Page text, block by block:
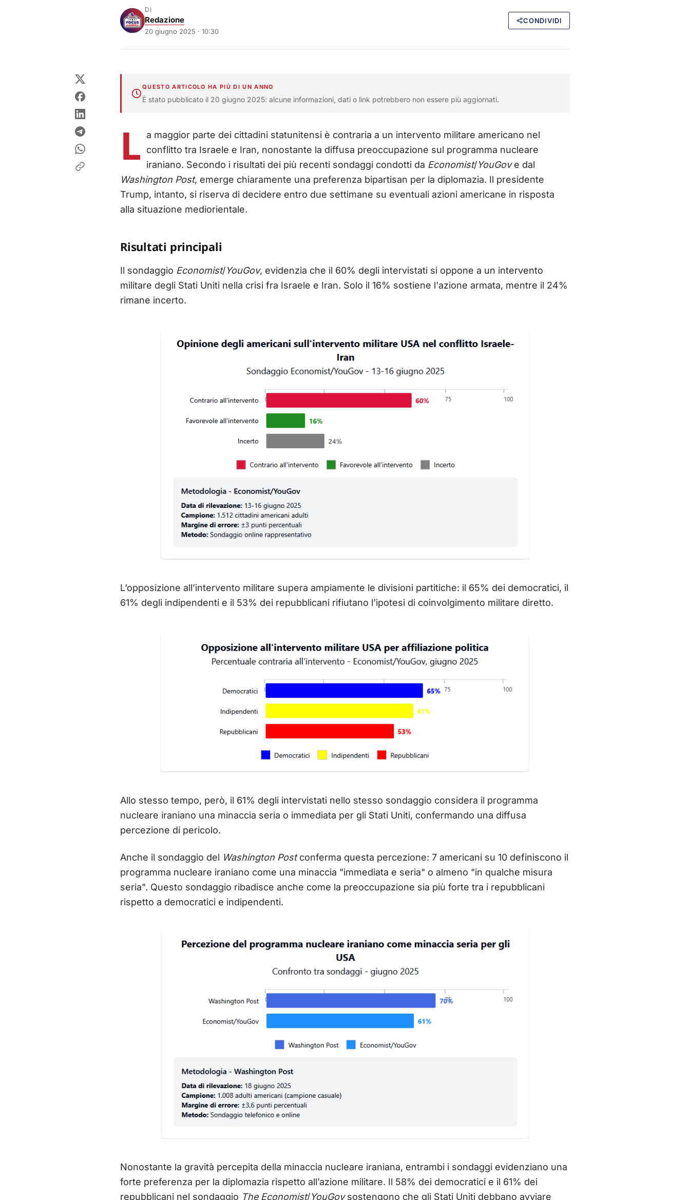
DI
Redazione
20 giugno 2025 · 10:30
CONDIVIDI
QUESTO ARTICOLO HA PIÙ DI UN ANNO
È stato pubblicato il 20 giugno 2025: alcune informazioni, dati o link potrebbero non essere più aggiornati.
L a maggior parte dei cittadini statunitensi è contraria a un intervento militare americano nel
conflitto tra Israele e Iran, nonostante la diffusa preoccupazione sul programma nucleare
iraniano. Secondo i risultati dei più recenti sondaggi condotti da Economist/YouGove dal
Washington Post, emerge chiaramente una preferenza bipartisan per la diplomazia. Il presidente
Trump, intanto, si riserva di decidere entro due settimane su eventuali azioni americane in risposta
alla situazione mediorientale.
Risultati principali
Il sondaggio Economist/YouGov, evidenzia che il 60% degli intervistati si oppone a un intervento
militare degli Stati Uniti nella crisi fra Israele e Iran. Solo il 16% sostiene l'azione armata, mentre il 24%
rimane incerto.
L’opposizione all’intervento militare supera ampiamente le divisioni partitiche: il 65% dei democratici, il
61% degli indipendenti e il 53% dei repubblicani rifiutano l’ipotesi di coinvolgimento militare diretto.
Allo stesso tempo, però, il 61% degli intervistati nello stesso sondaggio considera il programma
nucleare iraniano una minaccia seria o immediata per gli Stati Uniti, confermando una diffusa
percezione di pericolo.
Anche il sondaggio del Washington Postconferma questa percezione: 7 americani su 10 definiscono il
programma nucleare iraniano come una minaccia "immediata e seria" o almeno "in qualche misura
seria". Questo sondaggio ribadisce anche come la preoccupazione sia più forte tra i repubblicani
rispetto a democratici e indipendenti.
Nonostante la gravità percepita della minaccia nucleare iraniana, entrambi i sondaggi evidenziano una
forte preferenza per la diplomazia rispetto all’azione militare. Il 58% dei democratici e il 61% dei
repubblicani nel sondaggio The Economist/YouGovsostengono che gli Stati Uniti debbano avviare